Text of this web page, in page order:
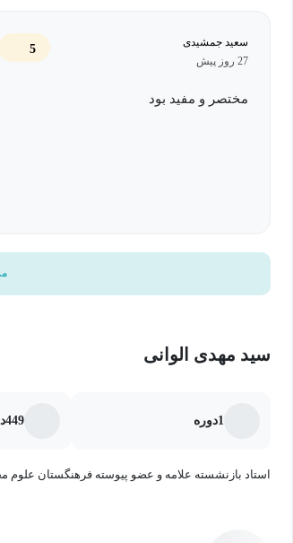
نماید.
سعید جمشیدی
27 روز پیش
5
مختصر و مفید بود
سید مهدی الوانی
1دوره 449
استاد بازنشسته علامه و عضو پیوسته فرهنگستان علوم